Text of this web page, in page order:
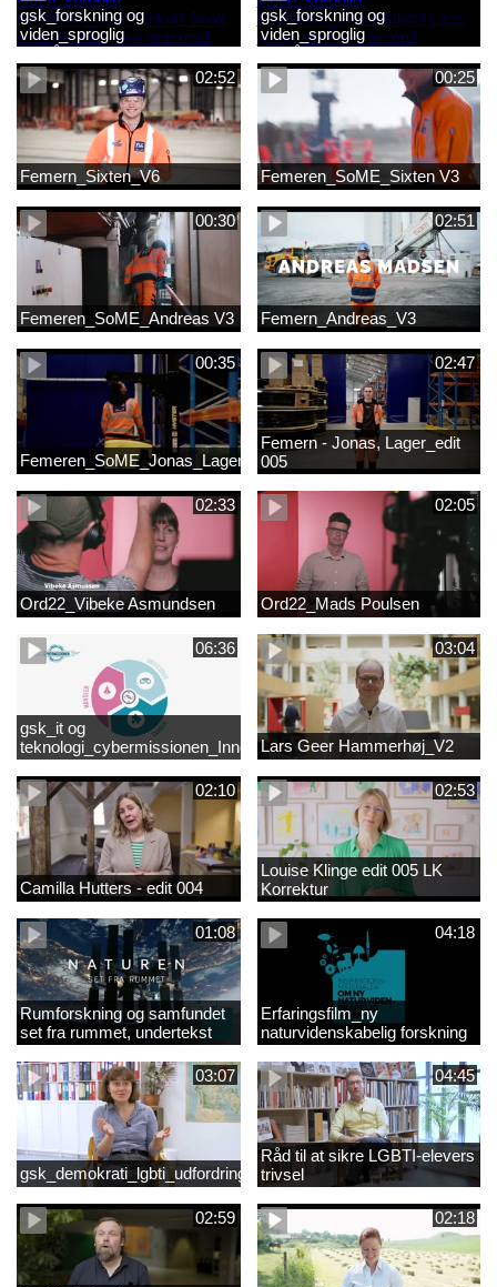
gsk_forskning og
viden_sproglig
forståelse_Samtalekort Snak
med din baby 0-6 mdr.mp3
gsk_forskning og
viden_sproglig
forståelse_Samtalekort Læs,
lyt og skriv 3-6 år.mp3
02:52
Femern_Sixten_V6
00:25
Femeren_SoME_Sixten V3
00:30
Femeren_SoME_Andreas V3
02:51
Femern_Andreas_V3
00:35
Femeren_SoME_Jonas_Lager
02:47
Femern - Jonas, Lager_edit
005
02:33
Ord22_Vibeke Asmundsen
02:05
Ord22_Mads Poulsen
06:36
gsk_it og
teknologi_cybermissionen_Innovationscirklen
03:04
Lars Geer Hammerhøj_V2
02:10
Camilla Hutters - edit 004
02:53
Louise Klinge edit 005 LK
Korrektur
01:08
Rumforskning og samfundet
set fra rummet, undertekst
04:18
Erfaringsfilm_ny
naturvidenskabelig forskning
03:07
gsk_demokrati_lgbti_udfordringer
04:45
Råd til at sikre LGBTI-elevers
trivsel
02:59 02:18